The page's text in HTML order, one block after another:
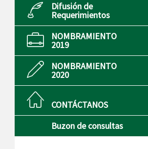
Difusión de
Requerimientos
NOMBRAMIENTO
2019
NOMBRAMIENTO
2020
CONTÁCTANOS
Buzon de consultas